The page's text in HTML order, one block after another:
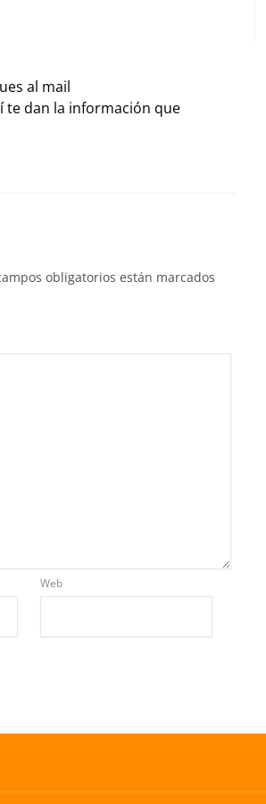
al mail
te dan la información que
obligatorios están marcados
Web